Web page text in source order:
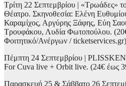
Τρίτη 22 Σεπτεμβρίου | «Τρωάδες»
Θέατρο. Σκηνοθεσία: Ελένη
Καραμίχος, Αργύρης Ξάφης, Εύη
Τρουφάκου, Λυδία Φωτοπούλου.
Φοιτητικό/Ανέργων /
Πέμπτη 24 Σεπτεμβρίου |
For Cuva live + Orbit live. (24€ έως
Παρασκευή 25 & Σάββατο 26